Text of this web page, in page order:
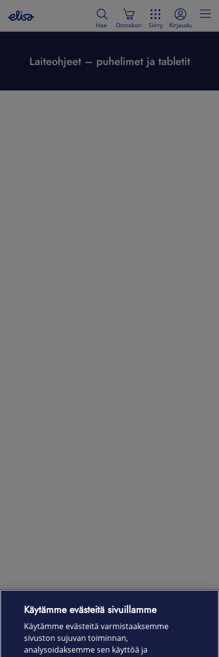
Hae Ostoskori Siirry Kirjaudu
Laiteohjeet – puhelimet ja tabletit
Laitteet & liittymät
Palvelut
Käytämme evästeitä sivuillamme
Käytämme evästeitä varmistaaksemme
sivuston sujuvan toiminnan,
analysoidaksemme sen käyttöä ja